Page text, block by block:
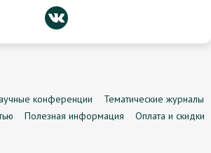
конференции
Тематические журналы
Полезная информация
Оплата и скидки